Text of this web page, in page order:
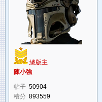
總版主
陳小強
帖子 50904
積分 893559